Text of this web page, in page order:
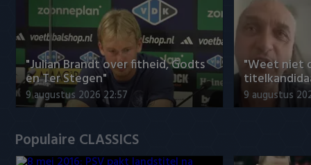
"Julian Brandt over fitheid, Godts
en Ter Stegen"
9 augustus 2026 22:57
"Weet niet
9 augustus
Populaire CLASSICS